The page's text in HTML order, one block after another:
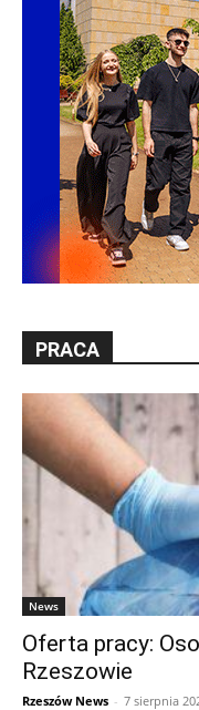
PRACA
News
Oferta pracy:
Rzeszowie
Rzeszów News - 7 sierpnia